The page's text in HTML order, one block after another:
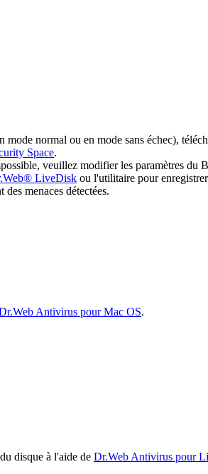
mode normal ou en mode sans échec),
Space.
veuillez modifier les paramètres
LiveDisk ou l'utilitaire pour enregistrer
menaces détectées.
Antivirus pour Mac OS.
disque à l'aide de Dr.Web Antivirus pour